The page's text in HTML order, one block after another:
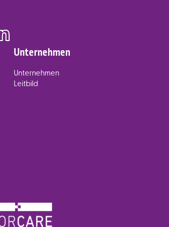
Unternehmen
Unternehmen
Leitbild